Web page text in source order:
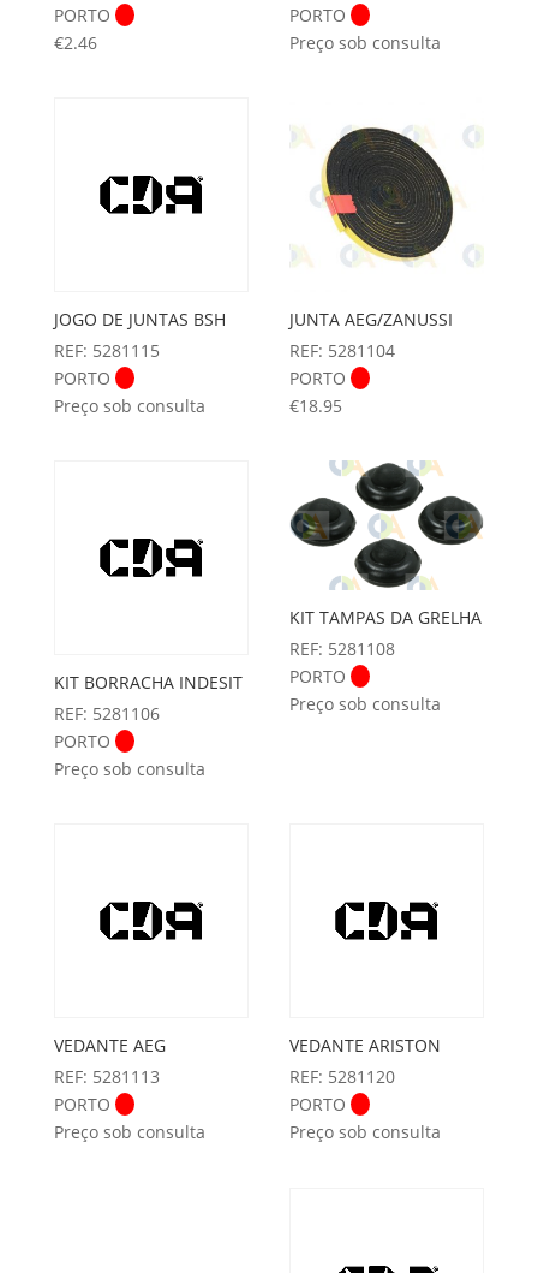
PORTO
€2.46
PORTO
Preço sob consulta
JOGO DE JUNTAS BSH
REF: 5281115
PORTO
Preço sob consulta
JUNTA AEG/ZANUSSI
REF: 5281104
PORTO
€18.95
KIT BORRACHA INDESIT
REF: 5281106
PORTO
Preço sob consulta
KIT TAMPAS DA GRELHA
REF: 5281108
PORTO
Preço sob consulta
VEDANTE AEG
REF: 5281113
PORTO
Preço sob consulta
VEDANTE ARISTON
REF: 5281120
PORTO
Preço sob consulta